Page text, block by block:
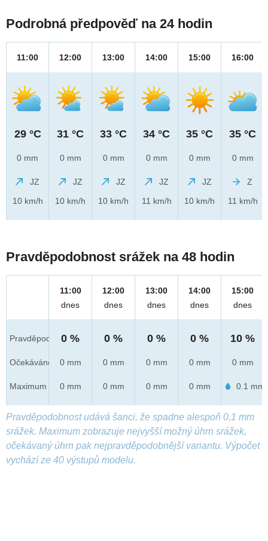
Podrobná předpověď na 24 hodin
11:00
29 °C
0 mm
JZ
10 km/h
12:00
31 °C
0 mm
JZ
10 km/h
13:00
33 °C
0 mm
JZ
10 km/h
14:00
34 °C
0 mm
JZ
11 km/h
15:00
35 °C
0 mm
JZ
10 km/h
16:00
35 °C
0 mm
Z
11 km/h
Pravděpodobnost srážek na 48 hodin
Pravděpod.
Očekáváno
Maximum
11:00
dnes
0 %
0 mm
0 mm
12:00
dnes
0 %
0 mm
0 mm
13:00
dnes
0 %
0 mm
0 mm
14:00
dnes
0 %
0 mm
0 mm
15:00
dnes
10 %
0 mm
0.1 mm
Pravděpodobnost udává šanci, že spadne alespoň 0,1 mm
srážek. Maximum zobrazuje nejvyšší možný úhrn srážek,
očekávaný úhrn pak nejpravděpodobnější variantu. Výpočet
vychází ze 40 výstupů modelu.